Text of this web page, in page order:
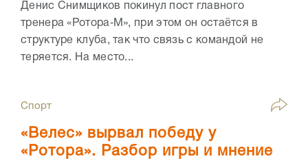
Денис Снимщиков покинул пост главного
тренера «Ротора‑М», при этом он остаётся в
структуре клуба, так что связь с командой не
теряется. На место...
Спорт
«Велес» вырвал победу у
«Ротора». Разбор игры и мнение